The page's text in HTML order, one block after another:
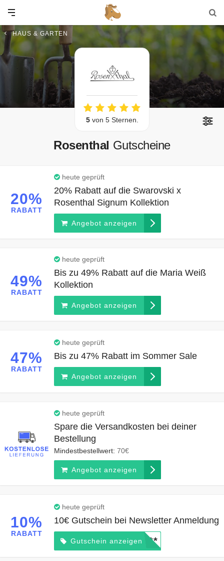
HAUS & GARTEN
5von 5 Sternen.
Rosenthal Gutscheine
20%
RABATT
heute geprüft
20% Rabatt auf die Swarovski x
Rosenthal Signum Kollektion
Angebot anzeigen
49%
RABATT
heute geprüft
Bis zu 49% Rabatt auf die Maria Weiß
Kollektion
Angebot anzeigen
47%
RABATT
heute geprüft
Bis zu 47% Rabatt im Sommer Sale
Angebot anzeigen
heute geprüft
Spare die Versandkosten bei deiner
Bestellung
Mindestbestellwert: 70€
Angebot anzeigen
10%
RABATT
heute geprüft
10€ Gutschein bei Newsletter Anmeldung
Gutschein anzeigen*****